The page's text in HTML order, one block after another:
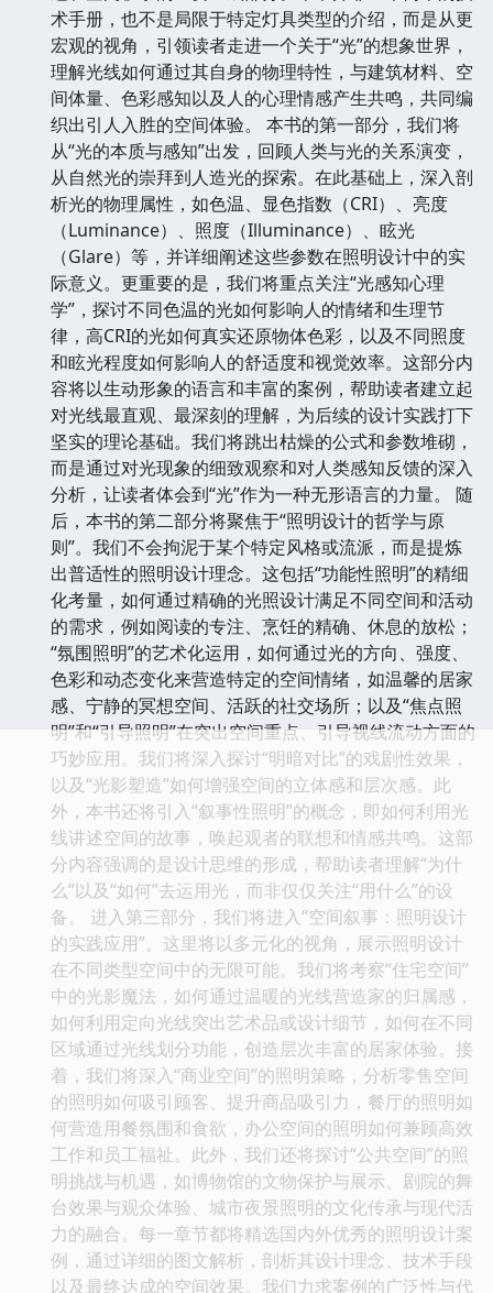
术手册，也不是局限于特定灯具类型的介绍，而是从更
宏观的视角，引领读者走进一个关于“光”的想象世界，
理解光线如何通过其自身的物理特性，与建筑材料、空
间体量、色彩感知以及人的心理情感产生共鸣，共同编
织出引人入胜的空间体验。 本书的第一部分，我们将
从“光的本质与感知”出发，回顾人类与光的关系演变，
从自然光的崇拜到人造光的探索。在此基础上，深入剖
析光的物理属性，如色温、显色指数（CRI）、亮度
（Luminance）、照度（Illuminance）、眩光
（Glare）等，并详细阐述这些参数在照明设计中的实
际意义。更重要的是，我们将重点关注“光感知心理
学”，探讨不同色温的光如何影响人的情绪和生理节
律，高CRI的光如何真实还原物体色彩，以及不同照度
和眩光程度如何影响人的舒适度和视觉效率。这部分内
容将以生动形象的语言和丰富的案例，帮助读者建立起
对光线最直观、最深刻的理解，为后续的设计实践打下
坚实的理论基础。我们将跳出枯燥的公式和参数堆砌，
而是通过对光现象的细致观察和对人类感知反馈的深入
分析，让读者体会到“光”作为一种无形语言的力量。 随
后，本书的第二部分将聚焦于“照明设计的哲学与原
则”。我们不会拘泥于某个特定风格或流派，而是提炼
出普适性的照明设计理念。这包括“功能性照明”的精细
化考量，如何通过精确的光照设计满足不同空间和活动
的需求，例如阅读的专注、烹饪的精确、休息的放松；
“氛围照明”的艺术化运用，如何通过光的方向、强度、
色彩和动态变化来营造特定的空间情绪，如温馨的居家
感、宁静的冥想空间、活跃的社交场所；以及“焦点照
明”和“引导照明”在突出空间重点、引导视线流动方面的
巧妙应用。我们将深入探讨“明暗对比”的戏剧性效果，
以及“光影塑造”如何增强空间的立体感和层次感。此
外，本书还将引入“叙事性照明”的概念，即如何利用光
线讲述空间的故事，唤起观者的联想和情感共鸣。这部
分内容强调的是设计思维的形成，帮助读者理解“为什
么”以及“如何”去运用光，而非仅仅关注“用什么”的设
备。 进入第三部分，我们将进入“空间叙事：照明设计
的实践应用”。这里将以多元化的视角，展示照明设计
在不同类型空间中的无限可能。我们将考察“住宅空间”
中的光影魔法，如何通过温暖的光线营造家的归属感，
如何利用定向光线突出艺术品或设计细节，如何在不同
区域通过光线划分功能，创造层次丰富的居家体验。接
着，我们将深入“商业空间”的照明策略，分析零售空间
的照明如何吸引顾客、提升商品吸引力，餐厅的照明如
何营造用餐氛围和食欲，办公空间的照明如何兼顾高效
工作和员工福祉。此外，我们还将探讨“公共空间”的照
明挑战与机遇，如博物馆的文物保护与展示、剧院的舞
台效果与观众体验、城市夜景照明的文化传承与现代活
力的融合。每一章节都将精选国内外优秀的照明设计案
例，通过详细的图文解析，剖析其设计理念、技术手段
以及最终达成的空间效果。我们力求案例的广泛性与代